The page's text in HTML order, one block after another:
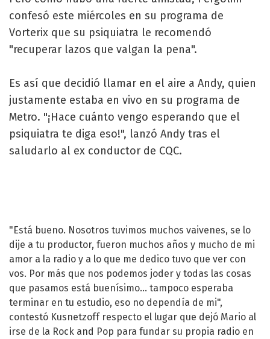
confesó este miércoles en su programa de
Vorterix que su psiquiatra le recomendó
"recuperar lazos que valgan la pena".
Es así que decidió llamar en el aire a Andy, quien
justamente estaba en vivo en su programa de
Metro. "¡Hace cuánto vengo esperando que el
psiquiatra te diga eso!", lanzó Andy tras el
saludarlo al ex conductor de CQC.
"Está bueno. Nosotros tuvimos muchos vaivenes, se lo
dije a tu productor, fueron muchos años y mucho de mi
amor a la radio y a lo que me dedico tuvo que ver con
vos. Por más que nos podemos joder y todas las cosas
que pasamos está buenísimo... tampoco esperaba
terminar en tu estudio, eso no dependía de mi",
contestó Kusnetzoff respecto el lugar que dejó Mario al
irse de la Rock and Pop para fundar su propia radio en